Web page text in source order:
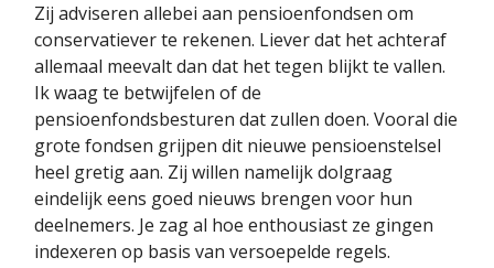
Zij adviseren allebei aan pensioenfondsen om
conservatiever te rekenen. Liever dat het achteraf
allemaal meevalt dan dat het tegen blijkt te vallen.
Ik waag te betwijfelen of de
pensioenfondsbesturen dat zullen doen. Vooral die
grote fondsen grijpen dit nieuwe pensioenstelsel
heel gretig aan. Zij willen namelijk dolgraag
eindelijk eens goed nieuws brengen voor hun
deelnemers. Je zag al hoe enthousiast ze gingen
indexeren op basis van versoepelde regels.